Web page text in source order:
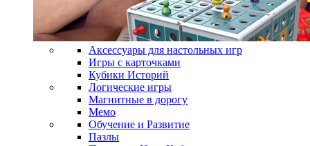
Аксессуары для настольных игр
Игры с карточками
Кубики Историй
Логические игры
Магнитные в дорогу
Мемо
Обучение и Развитие
Пазлы